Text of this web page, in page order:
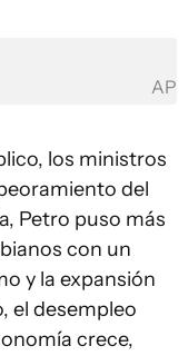
AP
los ministros
del
Petro puso más
con un
y la expansión
el desempleo
crece,